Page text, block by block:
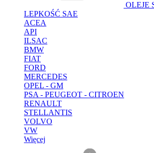
OLEJE
LEPKOŚĆ SAE
ACEA
API
ILSAC
BMW
FIAT
FORD
MERCEDES
OPEL - GM
PSA - PEUGEOT - CITROEN
RENAULT
STELLANTIS
VOLVO
VW
Więcej